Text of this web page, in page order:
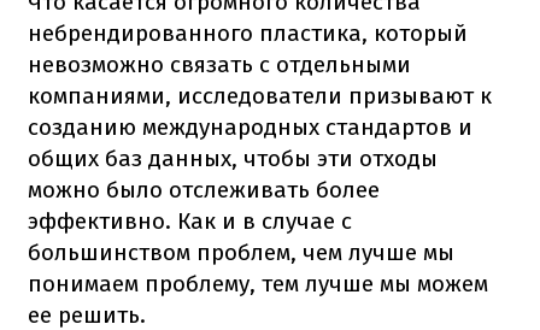
небрендированного пластика, который
невозможно связать с отдельными
компаниями, исследователи призывают к
созданию международных стандартов и
общих баз данных, чтобы эти отходы
можно было отслеживать более
эффективно. Как и в случае с
большинством проблем, чем лучше мы
понимаем проблему, тем лучше мы можем
ее решить.